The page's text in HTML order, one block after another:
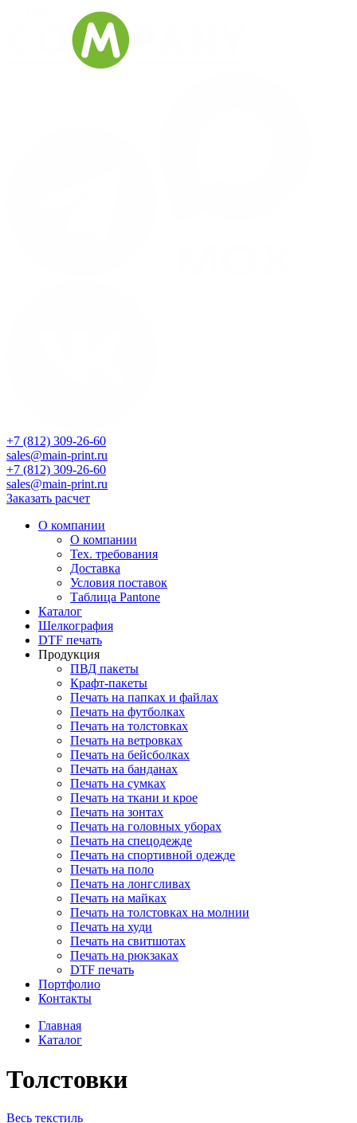
+7 (812) 309-26-60
sales@main-print.ru
+7 (812) 309-26-60
sales@main-print.ru
Заказать расчет
О компании
О компании
Тех. требования
Доставка
Условия поставок
Таблица Pantone
Каталог
Шелкография
DTF печать
Продукция
ПВД пакеты
Крафт-пакеты
Печать на папках и файлах
Печать на футболках
Печать на толстовках
Печать на ветровках
Печать на бейсболках
Печать на банданах
Печать на сумках
Печать на ткани и крое
Печать на зонтах
Печать на головных уборах
Печать на спецодежде
Печать на спортивной одежде
Печать на поло
Печать на лонгсливах
Печать на майках
Печать на толстовках на молнии
Печать на худи
Печать на свитшотах
Печать на рюкзаках
DTF печать
Портфолио
Контакты
Главная
Каталог
Толстовки
Весь текстиль